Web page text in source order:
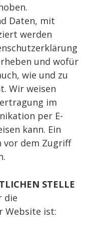
Daten, mit
werden
und wofür
wie und zu
Wir weisen
im
per E-
kann. Ein
vor dem Zugriff
STELLE
die
Website ist: